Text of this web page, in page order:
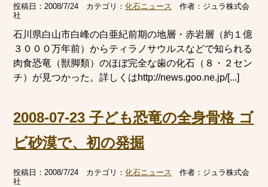
投稿日：2008/7/24 カテゴリ：化石ニュース 作者： ジュラ株式会
社
石川県白山市白峰の白亜紀前期の地層・赤岩層（約１億
３０００万年前）からティラノサウルスなどで知られる
肉食恐竜（獣脚類）のほぼ完全な歯の化石（８・２セン
チ）が見つかった。詳しくはhttp://news.goo.ne.jp/[...]
2008-07-23 子ども恐竜の全身骨格 ゴ
ビ砂漠で、初の発掘
投稿日：2008/7/24 カテゴリ：化石ニュース 作者： ジュラ株式会
社